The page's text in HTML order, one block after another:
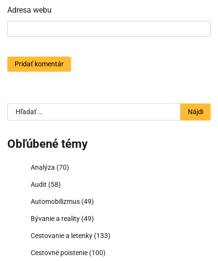
Adresa webu
Hľadať:
Obľúbené témy
Analýza (70)
Audit (58)
Automobilizmus (49)
Bývanie a reality (49)
Cestovanie a letenky (133)
Cestovné poistenie (100)